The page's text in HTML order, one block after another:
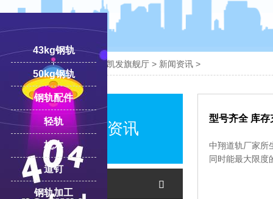
线: 18100332293
您的位置：凯发旗舰厅-ag凯发旗舰厅 > 新闻资讯 >
型号齐全 库
中翔道轨厂家所
同时能最大限度
中翔案例资讯
新闻资讯 
43kg钢轨
50kg钢轨
钢轨配件
轻轨
枕木
道钉
钢轨加工